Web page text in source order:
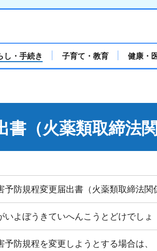
し・手続き 子育て・教育 健康・
（火薬類取締法関
予防規程変更届出書（火薬類取締法関
いよぼうきていへんこうとどけでしょ
予防規程を変更しようとする場合は